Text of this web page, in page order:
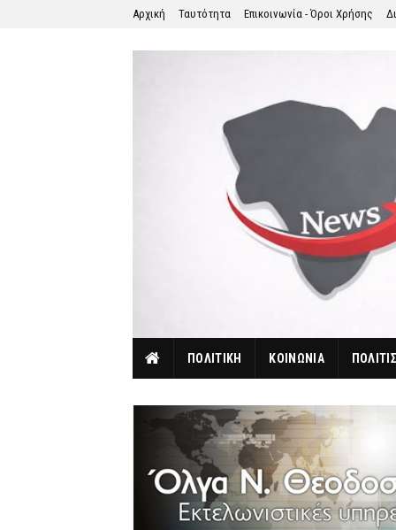
Αρχική Ταυτότητα Επικοινωνία - Όροι Χρήσης
ΠΟΛΙΤΙΚΗ ΚΟΙΝΩΝΙΑ